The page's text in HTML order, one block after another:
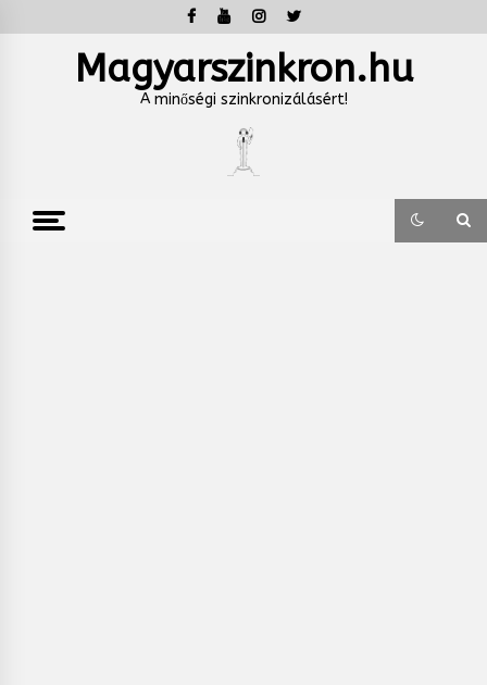
to
Magyarszinkron.hu
A minőségi szinkronizálásért!